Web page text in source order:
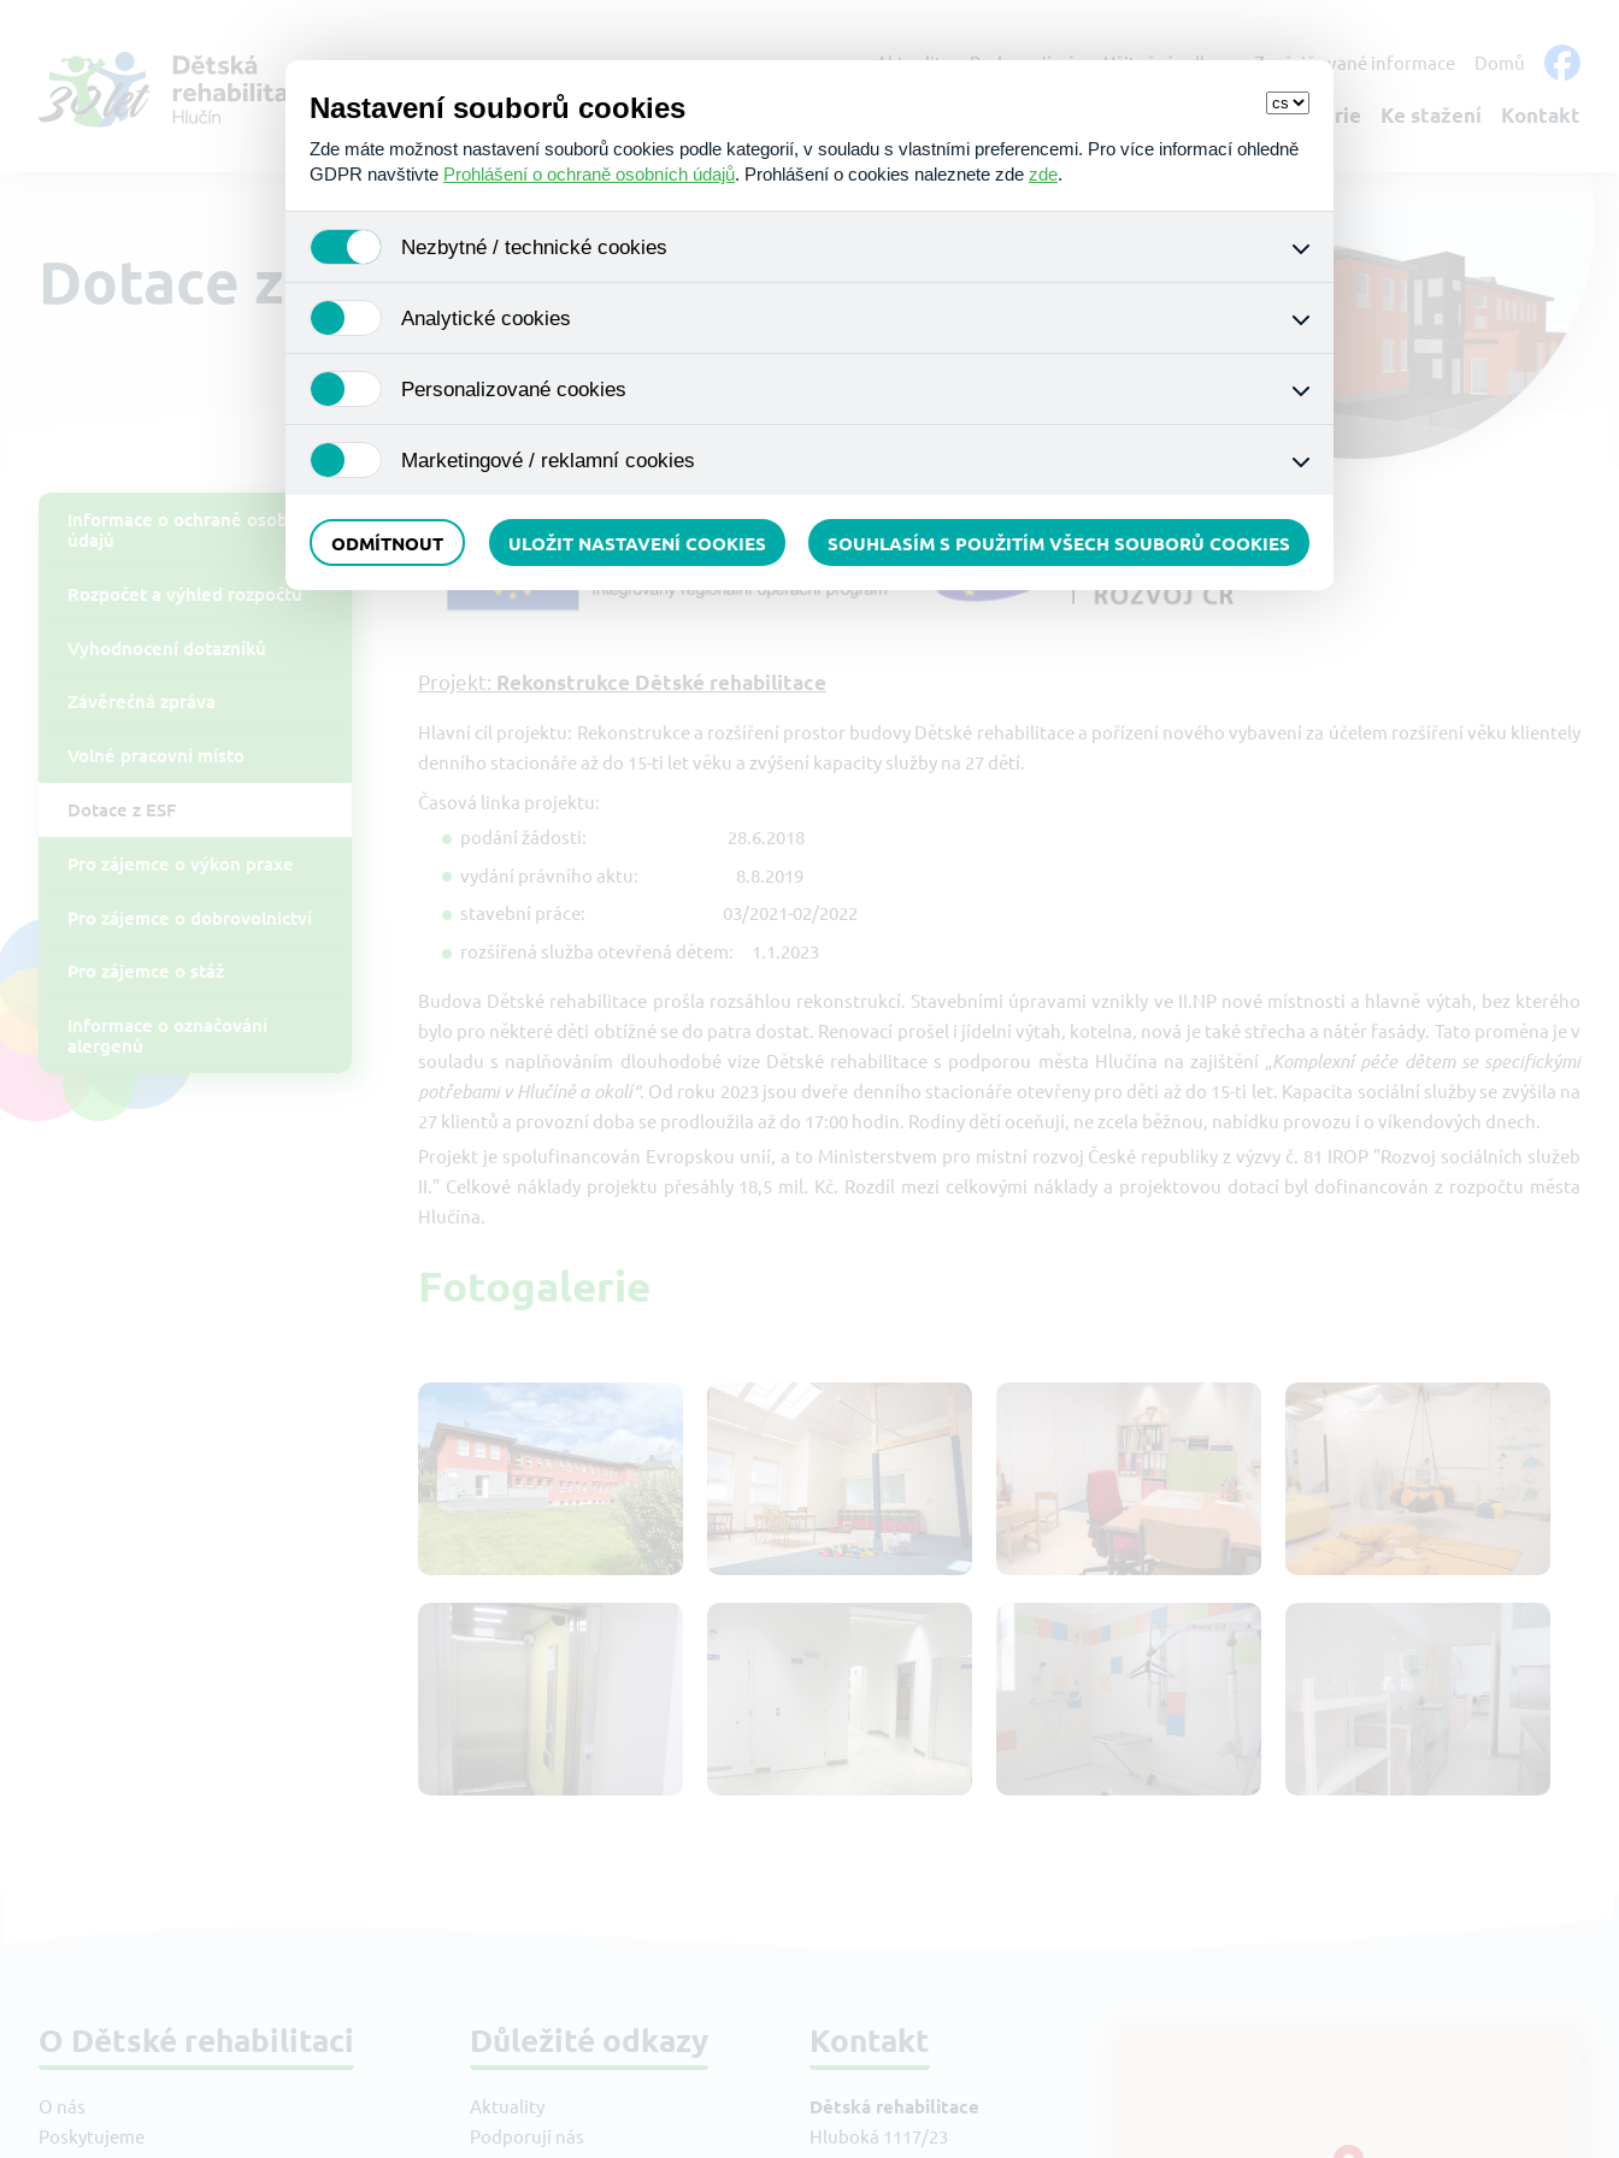
Aktuality Podporují nás Užitečné odkazy Zveřejňované informace Domů
Fotogalerie Ke stažení Kontakt
Dotace z ESF
Informace o ochraně osobních
údajů
Rozpočet a výhled rozpočtu
Vyhodnocení dotazníků
Závěrečná zpráva
Volné pracovní místo
Dotace z ESF
Pro zájemce o výkon praxe
Pro zájemce o dobrovolnictví
Pro zájemce o stáž
Informace o označování
alergenů
Projekt: Rekonstrukce Dětské rehabilitace
Hlavní cíl projektu: Rekonstrukce a rozšíření prostor budovy Dětské rehabilitace a pořízení nového vybavení za účelem rozšíření věku klientely
denního stacionáře až do 15-ti let věku a zvýšení kapacity služby na 27 dětí.
Časová linka projektu:
podání žádosti: 28.6.2018
vydání právního aktu: 8.8.2019
stavební práce: 03/2021-02/2022
rozšířená služba otevřená dětem: 1.1.2023
Budova Dětské rehabilitace prošla rozsáhlou rekonstrukcí. Stavebními úpravami vznikly ve II.NP nové místnosti a hlavně výtah, bez kterého
bylo pro některé děti obtížné se do patra dostat. Renovací prošel i jídelní výtah, kotelna, nová je také střecha a nátěr fasády. Tato proměna je v
souladu s naplňováním dlouhodobé vize Dětské rehabilitace s podporou města Hlučína na zajištění „Komplexní péče dětem se specifickými
potřebami v Hlučíně a okolí“. Od roku 2023 jsou dveře denního stacionáře otevřeny pro děti až do 15-ti let. Kapacita sociální služby se zvýšila na
27 klientů a provozní doba se prodloužila až do 17:00 hodin. Rodiny dětí oceňují, ne zcela běžnou, nabídku provozu i o víkendových dnech.
Projekt je spolufinancován Evropskou unií, a to Ministerstvem pro místní rozvoj České republiky z výzvy č. 81 IROP "Rozvoj sociálních služeb
II." Celkové náklady projektu přesáhly 18,5 mil. Kč. Rozdíl mezi celkovými náklady a projektovou dotací byl dofinancován z rozpočtu města
Hlučína.
Fotogalerie
O Dětské rehabilitaci
O nás
Poskytujeme
Důležité odkazy
Aktuality
Podporují nás
Kontakt
Dětská rehabilitace
Hluboká 1117/23
Nastavení souborů cookies
Zde máte možnost nastavení souborů cookies podle kategorií, v souladu s vlastními preferencemi. Pro více informací ohledně
GDPR navštivte Prohlášení o ochraně osobních údajů. Prohlášení o cookies naleznete zde zde.
Nezbytné / technické cookies
Používají se mimo jiné k ukládání produktů v nákupním košíku, ovládání filtrů a také nastavení souhlasu s uživáním cookies.
Analytické cookies
se již nejedná o osobní údaje, protože anonymizované cookies nelze přiřadit konkrétnímu uživateli. Proto nedokážeme zjistit
Personalizované cookies
zkušenosti. Díky nim můžeme nabídku přímo přizpůsobit vašim preferencím, což vám pomůže vyhnout se nevhodným
Marketingové / reklamní cookies
ODMÍTNOUT
ULOŽIT NASTAVENÍ COOKIES SOUHLASÍM S POUŽITÍM VŠECH SOUBORŮ COOKIES